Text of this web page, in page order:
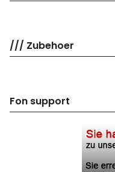
/// Zubehoer
Fon support